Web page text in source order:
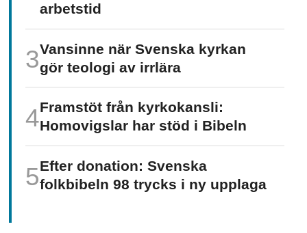
arbetstid
Vansinne när Svenska kyrkan
gör teologi av irrlära
Framstöt från kyrkokansli:
Homo­vigslar har stöd i Bibeln
Efter donation: Svenska
folkbibeln 98 trycks i ny upplaga